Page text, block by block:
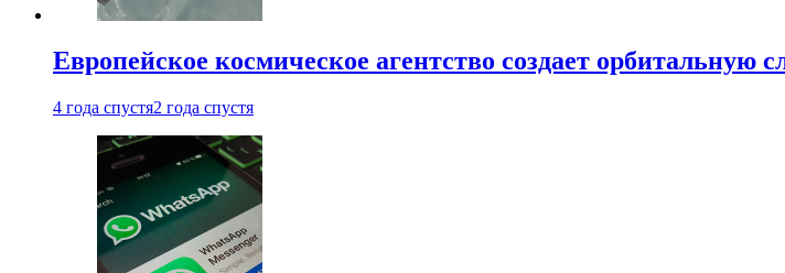
Европейское космическое агентство создает орбитальную
4 года спустя2 года спустя